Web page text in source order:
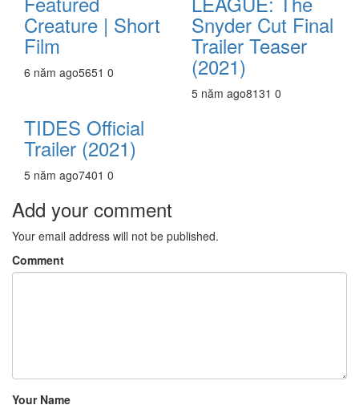
Creature | Short
Film
6 năm ago5651 0
Snyder Cut Final
Trailer Teaser
(2021)
5 năm ago8131 0
TIDES Official
Trailer (2021)
5 năm ago7401 0
Add your comment
Your email address will not be published.
Comment
Your Name